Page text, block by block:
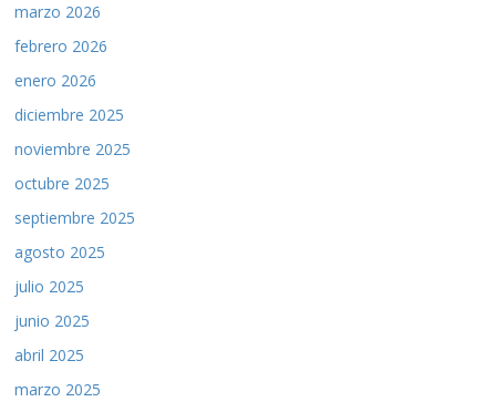
marzo 2026
febrero 2026
enero 2026
diciembre 2025
noviembre 2025
octubre 2025
septiembre 2025
agosto 2025
julio 2025
junio 2025
abril 2025
marzo 2025